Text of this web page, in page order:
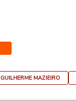
GUILHERME MAZIEIRO